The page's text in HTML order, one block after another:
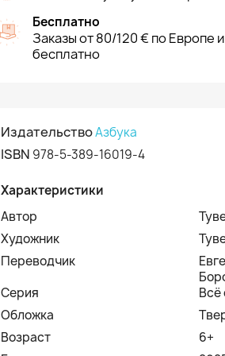
Бесплатно
Заказы от 80/120 € по Европе
бесплатно
ИздательствоАзбука
ISBN 978-5-389-16019-4
Характеристики
Автор
Художник
Переводчик
Серия
Всё
Обложка
Возраст
6+